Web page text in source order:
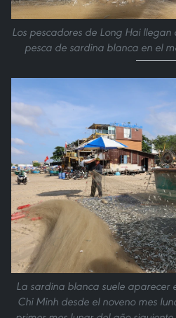
Los pescadores de Long Hai
pesca de sardina blanca en el
La sardina blanca suele aparecer
Chi Minh desde el noveno mes